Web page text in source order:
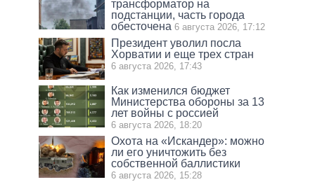
трансформатор на
подстанции, часть города
обесточена 6 августа 2026, 17:12
Президент уволил посла
Хорватии и еще трех стран
6 августа 2026, 17:43
Как изменился бюджет
Министерства обороны за 13
лет войны с россией
6 августа 2026, 18:20
Охота на «Искандер»: можно
ли его уничтожить без
собственной баллистики
6 августа 2026, 15:28